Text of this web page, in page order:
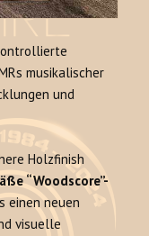
musikalischer
und
Holzfinish
“Woodscore”-
einen neuen
visuelle